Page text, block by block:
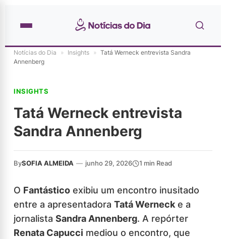
Notícias do Dia » Insights » Tatá Werneck entrevista Sandra
Annenberg
INSIGHTS
Tatá Werneck entrevista
Sandra Annenberg
BySOFIA ALMEIDA — junho 29, 2026 1 min Read
O Fantástico exibiu um encontro inusitado
entre a apresentadora Tatá Werneck e a
jornalista Sandra Annenberg. A repórter
Renata Capucci mediou o encontro, que